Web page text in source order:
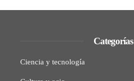
Categorías
Ciencia y tecnología